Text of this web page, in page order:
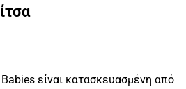
είναι κατασκευασμένη από